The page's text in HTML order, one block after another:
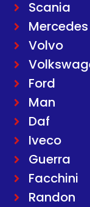
Scania
Mercedes
Volvo
Ford
Man
Daf
Iveco
Guerra
Facchini
Randon